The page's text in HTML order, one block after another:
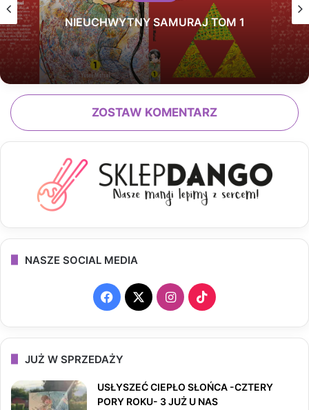
NIEUCHWYTNY SAMURAJ TOM 1
ZOSTAW KOMENTARZ
NASZE SOCIAL MEDIA
F
a
b
X
I
n
a
T
i
T
o
JUŻ W SPRZEDAŻY
USŁYSZEĆ CIEPŁO SŁOŃCA -CZTERY
PORY ROKU- 3 JUŻ U NAS